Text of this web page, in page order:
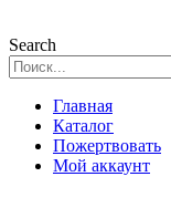
Search
Главная
Каталог
Пожертвовать
Мой аккаунт